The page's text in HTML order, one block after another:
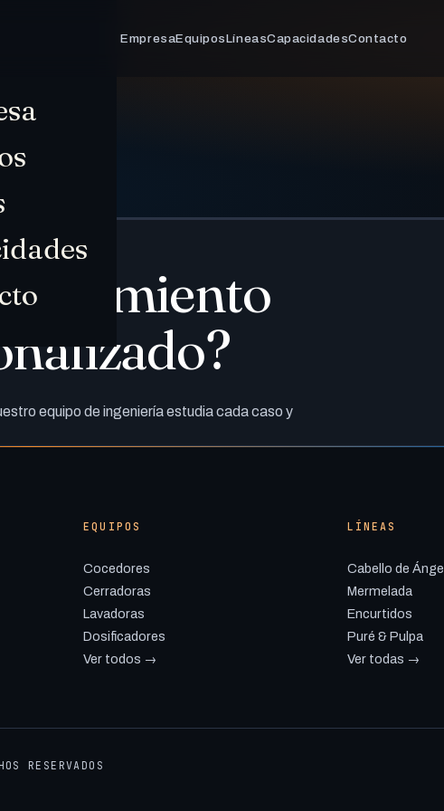
EmpresaEquiposLíneasCapacidadesContacto
equipo de ingeniería estudia cada caso y
EQUIPOS
Cocedores
Cerradoras
Lavadoras
Dosificadores
Ver todos →
LÍNEAS
Cabello de Ángel
Mermelada
Encurtidos
Puré & Pulpa
Ver todas →
RESERVADOS